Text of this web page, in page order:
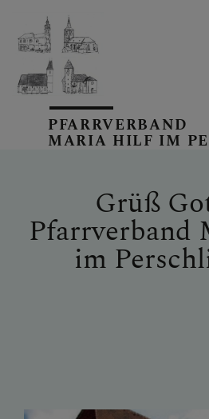
UNSERE
PFARRVERBAND
MARIA HILF IM
Grüß
Pfarrverband
im